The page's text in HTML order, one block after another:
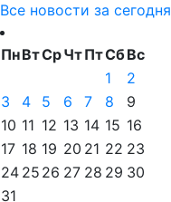
Все новости за сегодня
ПнВтСрЧтПтСбВс
1
2
3
4 5 6 7 8
9
10 11 12 13 14 15 16
17 18 19 20 21 22 23
24 25 26 27 28 29 30
31